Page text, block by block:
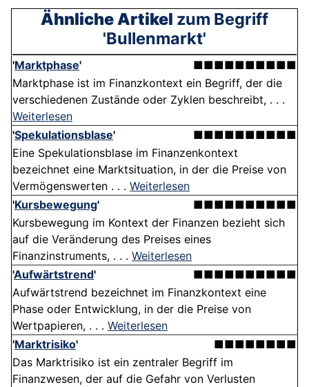
Ähnliche Artikel zum Begriff
'Bullenmarkt'
'Marktphase'
■■■■■■■■■■
Marktphase ist im Finanzkontext ein Begriff, der die
verschiedenen Zustände oder Zyklen beschreibt, . . .
Weiterlesen
'Spekulationsblase'
■■■■■■■■■■
Eine Spekulationsblase im Finanzenkontext
bezeichnet eine Marktsituation, in der die Preise von
Vermögenswerten . . . Weiterlesen
'Kursbewegung'
■■■■■■■■■■
Kursbewegung im Kontext der Finanzen bezieht sich
auf die Veränderung des Preises eines
Finanzinstruments, . . . Weiterlesen
'Aufwärtstrend'
■■■■■■■■■■
Aufwärtstrend bezeichnet im Finanzkontext eine
Phase oder Entwicklung, in der die Preise von
Wertpapieren, . . . Weiterlesen
'Marktrisiko'
■■■■■■■■
Das Marktrisiko ist ein zentraler Begriff im
Finanzwesen, der auf die Gefahr von Verlusten